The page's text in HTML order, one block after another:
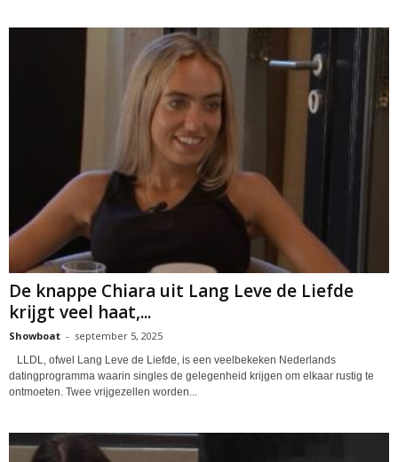
De knappe Chiara uit Lang Leve de Liefde
krijgt veel haat,...
Showboat - september 5, 2025
LLDL, ofwel Lang Leve de Liefde, is een veelbekeken Nederlands
datingprogramma waarin singles de gelegenheid krijgen om elkaar rustig te
ontmoeten. Twee vrijgezellen worden...